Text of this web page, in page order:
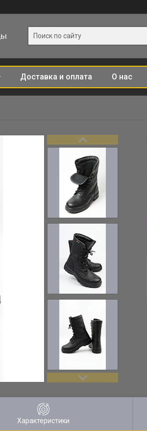
Доставка и оплата О нас
Характеристики